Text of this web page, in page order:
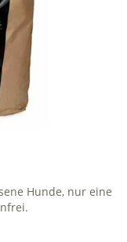
Hunde, nur eine